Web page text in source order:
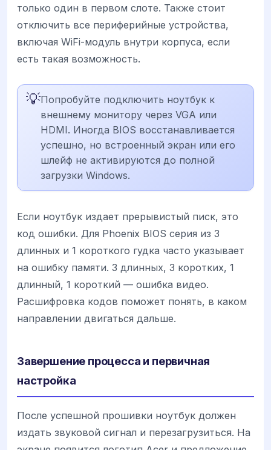
только один в первом слоте. Также стоит
отключить все периферийные устройства,
включая WiFi-модуль внутри корпуса, если
есть такая возможность.
💡Попробуйте подключить ноутбук к
внешнему монитору через VGA или
HDMI. Иногда BIOS восстанавливается
успешно, но встроенный экран или его
шлейф не активируются до полной
загрузки Windows.
Если ноутбук издает прерывистый писк, это
код ошибки. Для Phoenix BIOS серия из 3
длинных и 1 короткого гудка часто указывает
на ошибку памяти. 3 длинных, 3 коротких, 1
длинный, 1 короткий — ошибка видео.
Расшифровка кодов поможет понять, в каком
направлении двигаться дальше.
Завершение процесса и первичная
настройка
После успешной прошивки ноутбук должен
издать звуковой сигнал и перезагрузиться. На